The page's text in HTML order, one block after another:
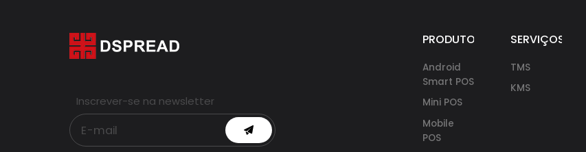
Inscrever-se na newsletter
PRODUTOS
Android
Smart POS
Mini POS
Mobile
POS
SERVIÇOS
TMS
KMS